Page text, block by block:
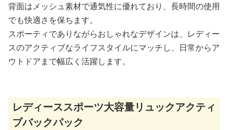
背面はメッシュ素材で通気性に優れており、長時間の使用
でも快適さを保ちます。
スポーティでありながらおしゃれなデザインは、レディー
スのアクティブなライフスタイルにマッチし、日常からア
ウトドアまで幅広く活躍します。
レディーススポーツ大容量リュックアクティ
ブバックパック